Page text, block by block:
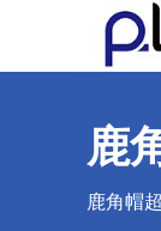
鹿
鹿角帽